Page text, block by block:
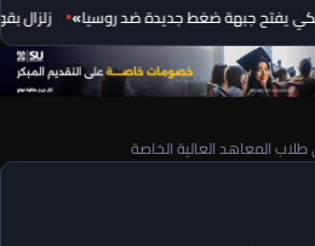
يفتح جبهة ضغط جديدة ضد روسيا» زلزال بقوة 4.9 درجة يضرب إقليم سيشوان الصيني
المعاهد العالية الخاصة